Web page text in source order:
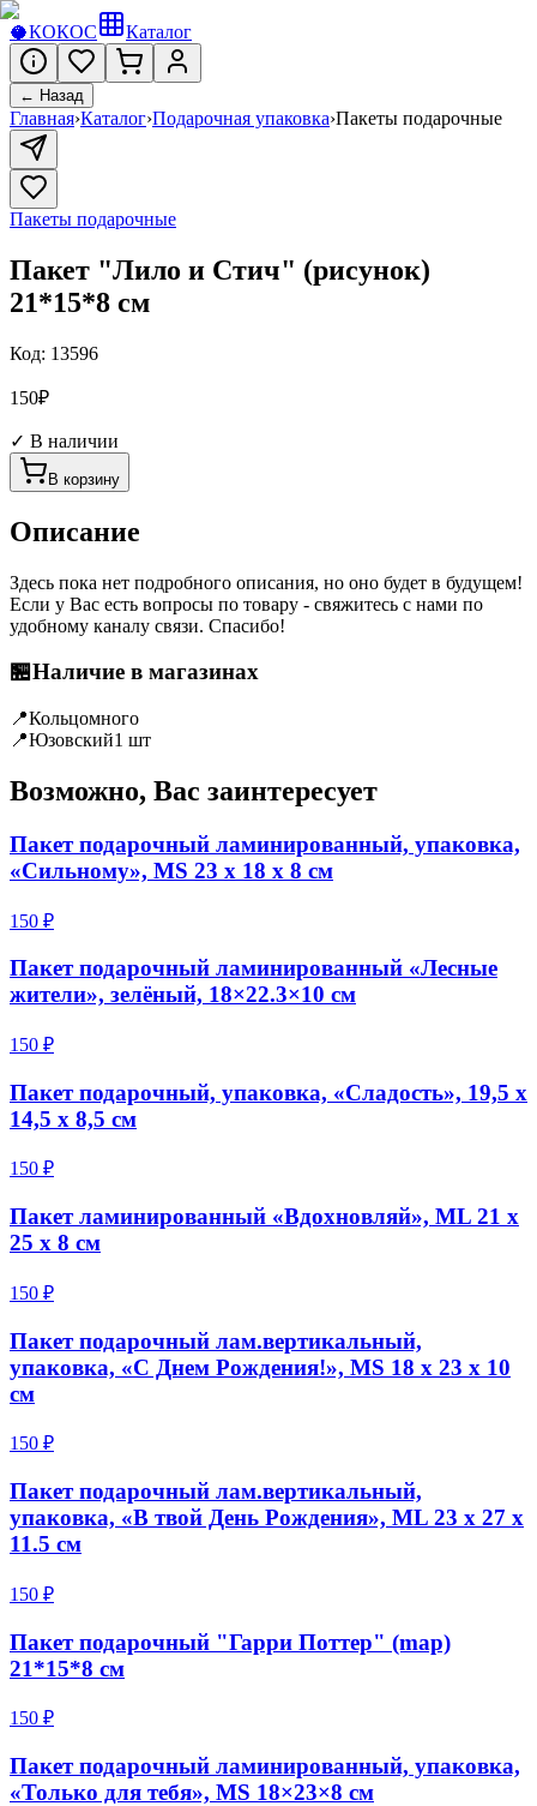
🥥КОКОС Каталог
← Назад
Главная›Каталог›Подарочная упаковка›Пакеты подарочные
Пакеты подарочные
Пакет "Лило и Стич" (рисунок)
21*15*8 см
Код: 13596
150₽
✓ В наличии
В корзину
Описание
Здесь пока нет подробного описания, но оно будет в будущем!
Если у Вас есть вопросы по товару - свяжитесь с нами по
удобному каналу связи. Спасибо!
🏪Наличие в магазинах
📍Кольцомного
📍Юзовский1 шт
Возможно, Вас заинтересует
Пакет подарочный ламинированный, упаковка,
«Сильному», MS 23 х 18 х 8 см
150 ₽
Пакет подарочный ламинированный «Лесные
жители», зелёный, 18×22.3×10 см
150 ₽
Пакет подарочный, упаковка, «Сладость», 19,5 х
14,5 х 8,5 см
150 ₽
Пакет ламинированный «Вдохновляй», ML 21 х
25 х 8 см
150 ₽
Пакет подарочный лам.вертикальный,
упаковка, «С Днем Рождения!», MS 18 х 23 х 10
см
150 ₽
Пакет подарочный лам.вертикальный,
упаковка, «В твой День Рождения», ML 23 х 27 х
11.5 см
150 ₽
Пакет подарочный "Гарри Поттер" (map)
21*15*8 см
150 ₽
Пакет подарочный ламинированный, упаковка,
«Только для тебя», MS 18×23×8 см